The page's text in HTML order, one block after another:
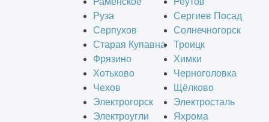
Руза
Сергиев Посад
Серпухов
Солнечногорск
Старая Купавна
Троицк
Фрязино
Химки
Хотьково
Черноголовка
Чехов
Щёлково
Электрогорск
Электросталь
Электроугли
Яхрома